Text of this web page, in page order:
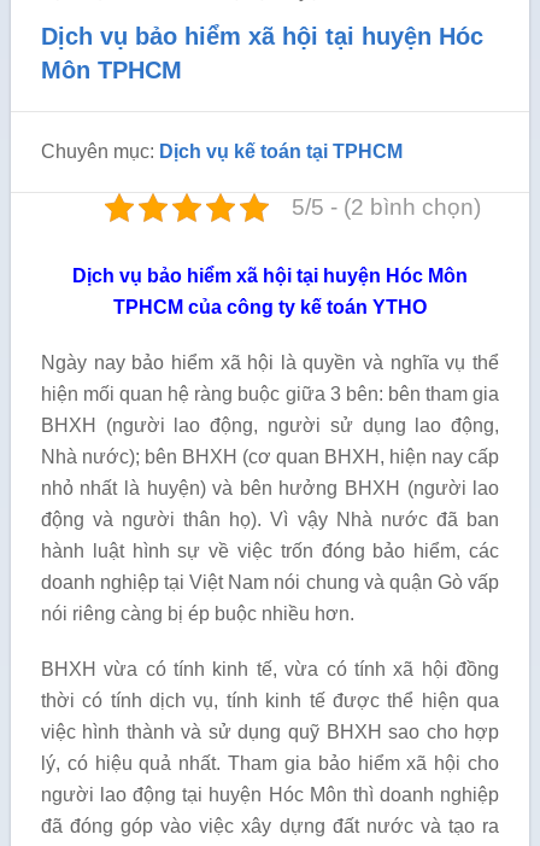
Dịch vụ bảo hiểm xã hội tại huyện Hóc
Môn TPHCM
Chuyên mục: Dịch vụ kế toán tại TPHCM
5/5 - (2 bình chọn)
Dịch vụ bảo hiểm xã hội tại huyện Hóc Môn
TPHCM của công ty kế toán YTHO
Ngày nay bảo hiểm xã hội là quyền và nghĩa vụ thể
hiện mối quan hệ ràng buộc giữa 3 bên: bên tham gia
BHXH (người lao động, người sử dụng lao động,
Nhà nước); bên BHXH (cơ quan BHXH, hiện nay cấp
nhỏ nhất là huyện) và bên hưởng BHXH (người lao
động và người thân họ). Vì vậy Nhà nước đã ban
hành luật hình sự về việc trốn đóng bảo hiểm, các
doanh nghiệp tại Việt Nam nói chung và quận Gò vấp
nói riêng càng bị ép buộc nhiều hơn.
BHXH vừa có tính kinh tế, vừa có tính xã hội đồng
thời có tính dịch vụ, tính kinh tế được thể hiện qua
việc hình thành và sử dụng quỹ BHXH sao cho hợp
lý, có hiệu quả nhất. Tham gia bảo hiểm xã hội cho
người lao động tại huyện Hóc Môn thì doanh nghiệp
đã đóng góp vào việc xây dựng đất nước và tạo ra